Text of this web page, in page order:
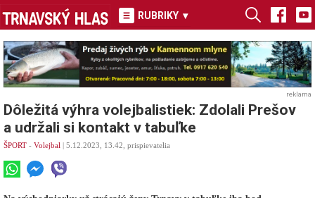
RUBRIKY ▾
reklama
Dôležitá výhra volejbalistiek: Zdolali Prešov
a udržali si kontakt v tabuľke
ŠPORT - Volejbal | 5.12.2023, 13.42, prispievatelia